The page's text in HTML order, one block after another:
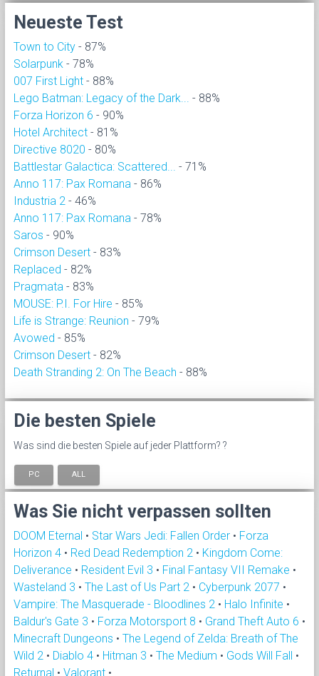
Neueste Test
Town to City - 87%
Solarpunk - 78%
007 First Light - 88%
Lego Batman: Legacy of the Dark...
- 88%
Forza Horizon 6 - 90%
Hotel Architect - 81%
Directive 8020 - 80%
Battlestar Galactica: Scattered...
- 71%
Anno 117: Pax Romana - 86%
Industria 2 - 46%
Anno 117: Pax Romana - 78%
Saros - 90%
Crimson Desert - 83%
Replaced - 82%
Pragmata - 83%
MOUSE: P.I. For Hire - 85%
Life is Strange: Reunion - 79%
Avowed - 85%
Crimson Desert - 82%
Death Stranding 2: On The Beach - 88%
Die besten Spiele
Was sind die besten Spiele auf jeder Plattform? ?
PC ALL
Was Sie nicht verpassen sollten
DOOM Eternal • Star Wars Jedi: Fallen Order • Forza
Horizon 4 • Red Dead Redemption 2 • Kingdom Come:
Deliverance • Resident Evil 3 • Final Fantasy VII Remake •
Wasteland 3 • The Last of Us Part 2 • Cyberpunk 2077 •
Vampire: The Masquerade - Bloodlines 2 • Halo Infinite •
Baldur's Gate 3 • Forza Motorsport 8 • Grand Theft Auto 6 •
Minecraft Dungeons • The Legend of Zelda: Breath of The
Wild 2 • Diablo 4 • Hitman 3 • The Medium • Gods Will Fall •
Returnal • Valorant •